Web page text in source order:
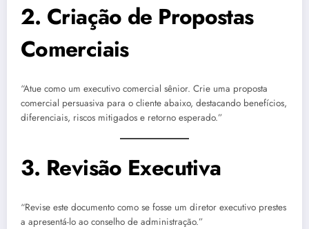
2. Criação de Propostas
Comerciais
“Atue como um executivo comercial sênior. Crie uma proposta
comercial persuasiva para o cliente abaixo, destacando benefícios,
diferenciais, riscos mitigados e retorno esperado.”
3. Revisão Executiva
“Revise este documento como se fosse um diretor executivo prestes
a apresentá-lo ao conselho de administração.”